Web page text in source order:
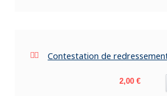
Contestation de
Prix
2,00 €